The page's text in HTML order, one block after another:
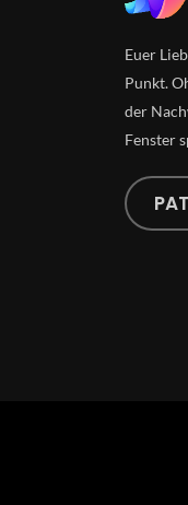
Euer
Punkt.
der
Fenster